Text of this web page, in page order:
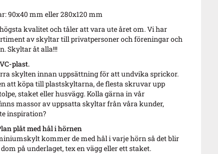
90x40 mm eller 280x120 mm
kvalitet och tåler att vara ute året om. Vi har
av skyltar till privatpersoner och föreningar och
Skyltar åt alla!!!
plast.
skylten innan uppsättning för att undvika sprickor.
att köpa till plastskyltarna, de flesta skruvar upp
staket eller husvägg. Kolla gärna in vår
massor av uppsatta skyltar från våra kunder,
inspiration?
plåt med hål i hörnen
kommer de med hål i varje hörn så det blir
på underlaget, tex en vägg eller ett staket.